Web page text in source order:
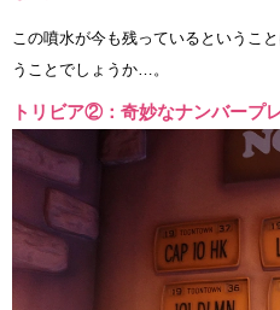
この噴水が今も残っているというこ
うことでしょうか…。
トリビア②：奇妙なナンバープ